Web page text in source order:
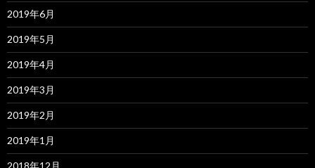
2019年6月
2019年5月
2019年4月
2019年3月
2019年2月
2019年1月
2018年12月